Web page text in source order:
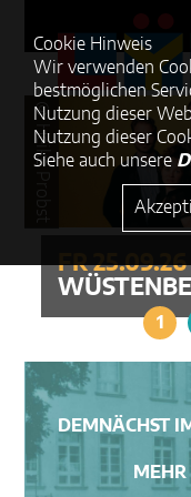
Cookie Hinweis
Wir verwenden
bestmöglichen
Nutzung dieser
Nutzung dieser
Siehe auch unsere
FR 25.09.26
© Heike Probst
1
DEMNÄCHST